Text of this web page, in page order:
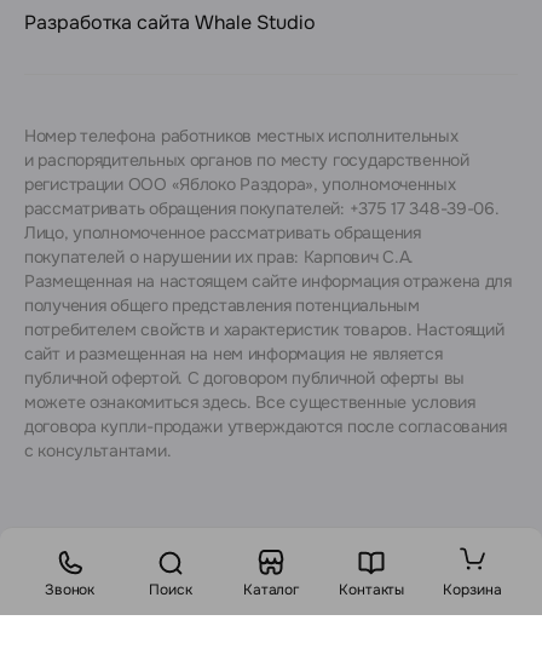
Разработка сайта Whale Studio
Номер телефона работников местных исполнительных
и распорядительных органов по месту государственной
регистрации ООО «Яблоко Раздора», уполномоченных
рассматривать обращения покупателей: +375 17 348-39-06.
Лицо, уполномоченное рассматривать обращения
покупателей о нарушении их прав: Карпович С.А.
Размещенная на настоящем сайте информация отражена для
получения общего представления потенциальным
потребителем свойств и характеристик товаров. Настоящий
сайт и размещенная на нем информация не является
публичной офертой. С договором публичной оферты вы
можете ознакомиться здесь. Все существенные условия
договора купли-продажи утверждаются после согласования
с консультантами.
Звонок Поиск Каталог Контакты Корзина